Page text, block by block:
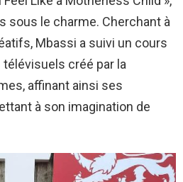
sous le charme. Cherchant à
Mbassi a suivi un cours
télévisuels créé par la
affinant ainsi ses
à son imagination de